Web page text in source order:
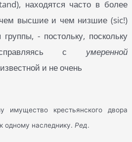
находятся часто в более
высшие и чем низшие (sic!)
- постольку, поскольку
с умеренной
и не очень
крестьянского двора
одному наследнику.Ред.